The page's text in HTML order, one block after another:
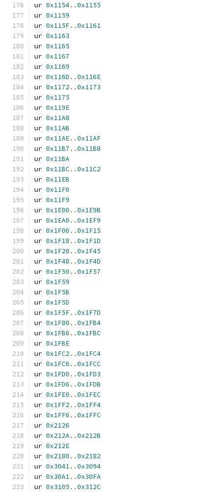
ur 0x1154..0x1155
ur 0x1159
ur 0x115F..0x1161
ur 0x1163
ur 0x1165
ur 0x1167
ur 0x1169
ur 0x116D ..0x116E
ur 0x1172 ..0x1173
ur 0x1175
ur 0x119E
ur 0x11A8
ur 0x11AB
ur 0x11AE..0x11AF
ur 0x11B7 ..0x11B8
ur 0x11BA
ur 0x11BC..0x11C2
ur 0x11EB
ur 0x11F0
ur 0x11F9
ur 0x1E00 ..0x1E9B
ur 0x1EA0 ..0x1EF9
ur 0x1F00 ..0x1F15
ur 0x1F18 ..0x1F1D
ur 0x1F20 ..0x1F45
ur 0x1F48 ..0x1F4D
ur 0x1F50 ..0x1F57
ur 0x1F59
ur 0x1F5B
ur 0x1F5D
ur 0x1F5F..0x1F7D
ur 0x1F80 ..0x1FB4
ur 0x1FB6 ..0x1FBC
ur 0x1FBE
ur 0x1FC2 ..0x1FC4
ur 0x1FC6 ..0x1FCC
ur 0x1FD0 ..0x1FD3
ur 0x1FD6 ..0x1FDB
ur 0x1FE0 ..0x1FEC
ur 0x1FF2 ..0x1FF4
ur 0x1FF6 ..0x1FFC
ur 0x2126
ur 0x212A..0x212B
ur 0x212E
ur 0x2180 ..0x2182
ur 0x3041..0x3094
ur 0x30A1..0x30FA
ur 0x3105 ..0x312C